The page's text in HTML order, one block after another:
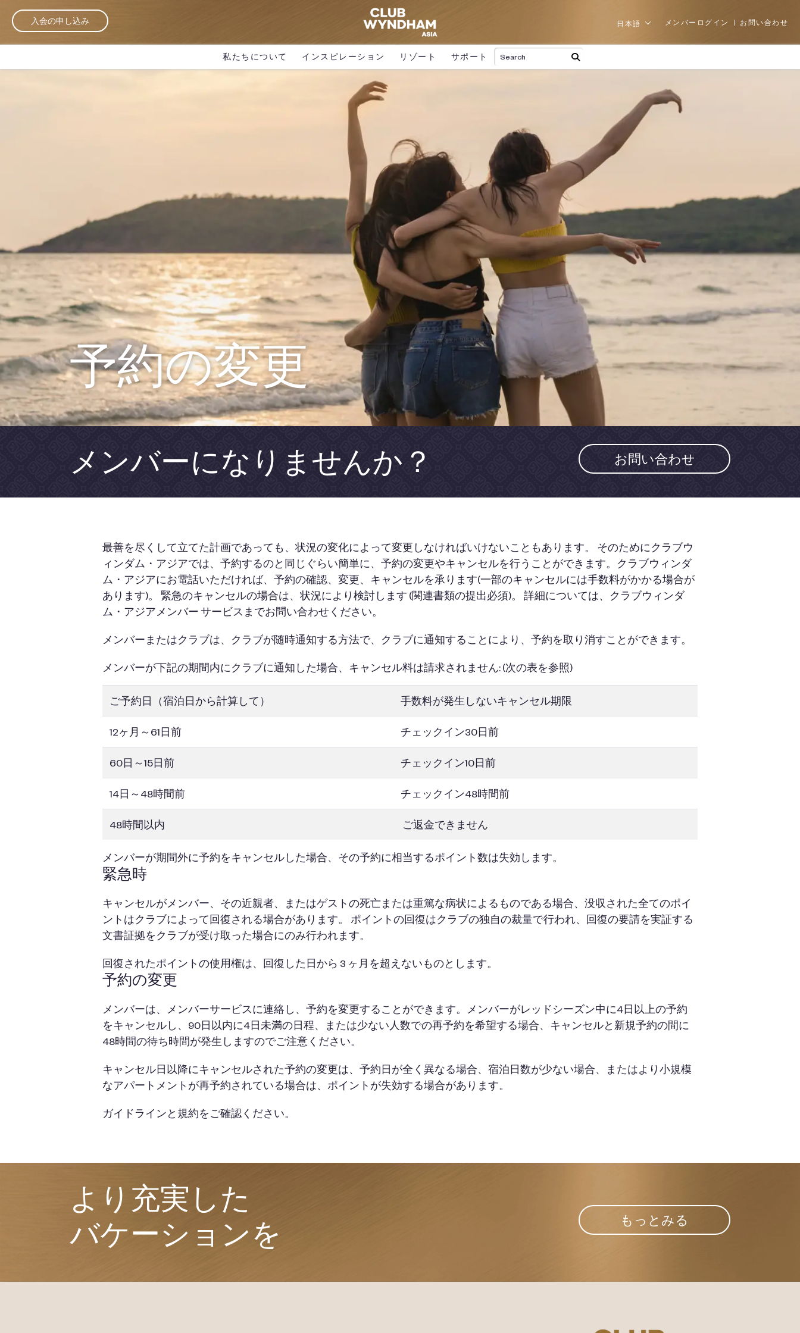
入会の申し込み 日本語 メンバーログイン お問い合わせ
私たちについて インスピレーション リゾート サポート
予約の変更
メンバーになりませんか？ お問い合わせ
最善を尽くして立てた計画であっても、状況の変化によって変更しなければいけないこともあります。 そのためにクラブウ
ィンダム・アジアでは、予約するのと同じぐらい簡単に、予約の変更やキャンセルを行うことができます。クラブウィンダ
ム・アジアにお電話いただければ、予約の確認、変更、キャンセルを承ります(一部のキャンセルには手数料がかかる場合が
あります)。 緊急のキャンセルの場合は、状況により検討します (関連書類の提出必須)。 詳細については、クラブウィンダ
ム・アジアメンバー サービスまでお問い合わせください。
メンバーまたはクラブは、クラブが随時通知する方法で、クラブに通知することにより、予約を取り消すことができます。
メンバーが下記の期間内にクラブに通知した場合、キャンセル料は請求されません: (次の表を参照)
ご予約日（宿泊日から計算して） 手数料が発生しないキャンセル期限
12ヶ月～61日前 チェックイン30日前
60日～15日前 チェックイン10日前
14日～48時間前 チェックイン48時間前
48時間以内 ご返金できません
メンバーが期間外に予約をキャンセルした場合、その予約に相当するポイント数は失効します。
緊急時
キャンセルがメンバー、その近親者、またはゲストの死亡または重篤な病状によるものである場合、没収された全てのポイ
ントはクラブによって回復される場合があります。 ポイントの回復はクラブの独自の裁量で行われ、回復の要請を実証する
文書証拠をクラブが受け取った場合にのみ行われます。
回復されたポイントの使用権は、回復した日から 3 ヶ月を超えないものとします。
予約の変更
メンバーは、メンバーサービスに連絡し、予約を変更することができます。メンバーがレッドシーズン中に4日以上の予約
をキャンセルし、90日以内に4日未満の日程、または少ない人数での再予約を希望する場合、キャンセルと新規予約の間に
48時間の待ち時間が発生しますのでご注意ください。
キャンセル日以降にキャンセルされた予約の変更は、予約日が全く異なる場合、宿泊日数が少ない場合、またはより小規模
なアパートメントが再予約されている場合は、ポイントが失効する場合があります。
ガイドラインと規約をご確認ください。
より充実した​
バケーションを
もっとみる